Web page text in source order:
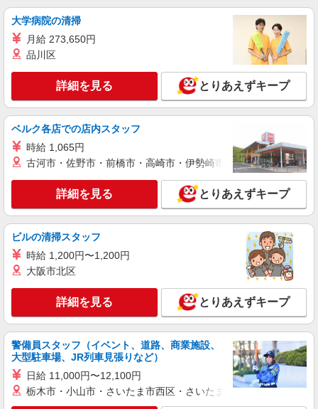
調理員【アルバイト・パート】
(試用期間2ヶ月) 残業が発生した場合、残業代を1
上溝ジョイフルホームそよ風 （神奈川県相模
キープ 詳細を見る
アルバイト パート
SOMPOケア ラヴィーレ 上溝
調理・食器洗浄・発注
時給1290円〜1440円 ※経験等による ★早朝時
給（5:00〜8:00）時給＋100円 ★希望収入があり
ましたら、ご相談いただければ希望条件に合うか
の確認もいたします。 ★時間外手当別途支給 ★上
記金額は働きがい向上手当を含みます。 ★働きが
い向上手当※26年6月改定（地域により異なる）
社会保険加入者は更に＋50円
神奈川県相模原市中央区上溝4628-1
キープ 詳細を見る
アルバイト パート
SOMPOケア ラヴィーレ 相模原中央
調理・食器洗浄・発注
時給1290円〜1440円 ※経験等による ★早朝時
給（5:00〜8:00）時給＋100円 ★希望収入があり
ましたら、ご相談いただければ希望条件に合うか
の確認もいたします。 ★時間外手当別途支給 ★上
記金額は働きがい向上手当を含みます。 ★働きが
い向上手当※26年6月改定（地域により異なる）
社会保険加入者は更に＋50円
神奈川県相模原市中央区中央3丁目6-3
キープ 詳細を見る
大学病院の清掃
月給 273,650円
品川区
詳細を見る とりあえずキープ
ベルク各店での店内スタッフ
時給 1,065円
古河市・佐野市・前橋市・高崎市・伊勢崎市・太田市・館林市
詳細を見る とりあえずキープ
ビルの清掃スタッフ
時給 1,200円〜1,200円
大阪市北区
詳細を見る とりあえずキープ
警備員スタッフ（イベント、道路、商業施設、
大型駐車場、JR列車見張りなど）
日給 11,000円〜12,100円
栃木市・小山市・さいたま市西区・さいたま市岩槻区・久喜市・